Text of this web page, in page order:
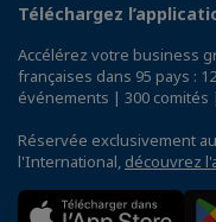
Téléchargez
Accélérez votre business
françaises dans 95 pays :
événements | 300 comités
Réservée exclusivement
l'International, découvrez